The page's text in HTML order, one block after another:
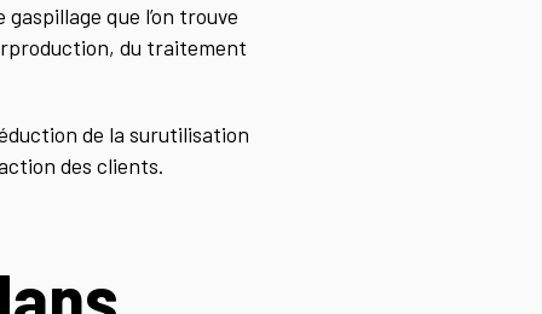
que l’on trouve
du traitement
de la surutilisation
des clients.